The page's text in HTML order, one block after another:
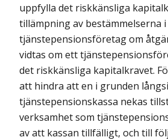
uppfylla det riskkänsliga
tillämpning av bestämmelserna
tjänstepensionsföretag om
vidtas om ett
det riskkänsliga kapitalkravet.
att hindra att en i grunden
tjänstepensionskassa nekas
verksamhet som
av att kassan tillfälligt, och till